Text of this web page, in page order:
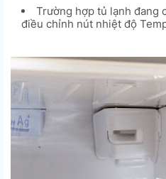
Trường hợp tủ lạnh đang
điều chỉnh nút nhiệt độ